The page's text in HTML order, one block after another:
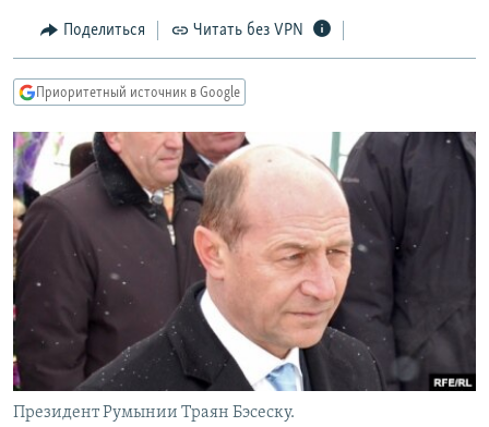
главной
навигации
Вернутся
поиску
КУЛЬТУРА
IDEL.РЕАЛИИ
КАВКАЗ.РЕАЛИИ
СЕВЕР.РЕАЛИИ
СИБИРЬ.РЕАЛИИ
РАСПИСАНИЕ ВЕЩАНИЯ
ПОДПИШИТЕСЬ НА РАССЫЛКУ
СОЦИАЛЬНЫЕ СЕТИ
Поделиться Читать без VPN
Приоритетный источник в Google
Президент Румынии Траян Бэсеску.